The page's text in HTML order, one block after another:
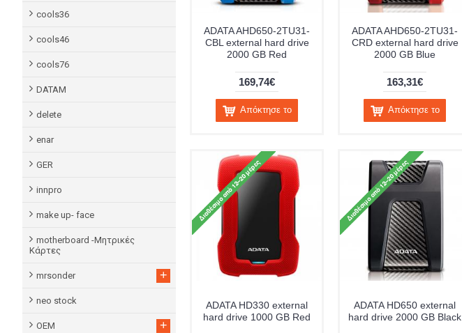
cools36
cools46
cools76
DATAM
delete
enar
GER
innpro
make up- face
motherboard -Μητρικές
Κάρτες
mrsonder +
neo stock
OEM +
ADATA AHD650-2TU31-
CBL external hard drive
2000 GB Red
169,74€
Απόκτησε το
ADATA AHD650-2TU31-
CRD external hard drive
2000 GB Blue
163,31€
Απόκτησε το
ADATA HD330 external
hard drive 1000 GB Red
ADATA HD650 external
hard drive 2000 GB Black